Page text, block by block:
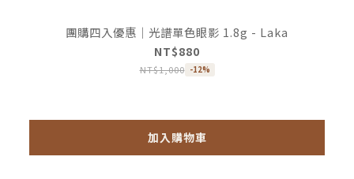
團購四入優惠｜光譜單色眼影 1.8g - Laka
NT$880
NT$1,000 -12%
加入購物車